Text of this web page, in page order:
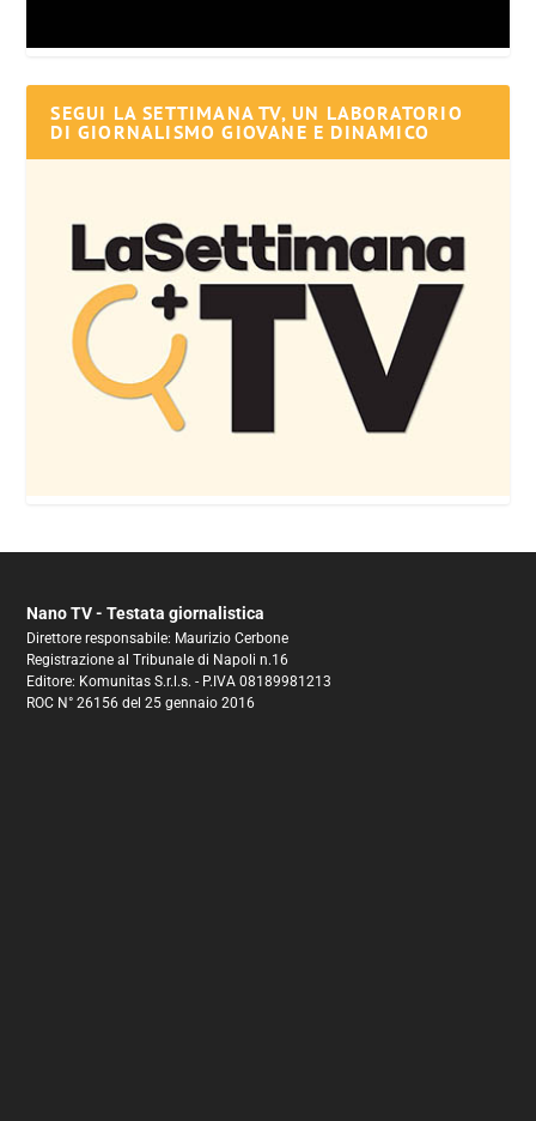
SEGUI LA SETTIMANA TV, UN LABORATORIO
DI GIORNALISMO GIOVANE E DINAMICO
Nano TV - Testata giornalistica
Direttore responsabile: Maurizio Cerbone
Registrazione al Tribunale di Napoli n.16
Editore: Komunitas S.r.l.s. - P.IVA 08189981213
ROC N° 26156 del 25 gennaio 2016